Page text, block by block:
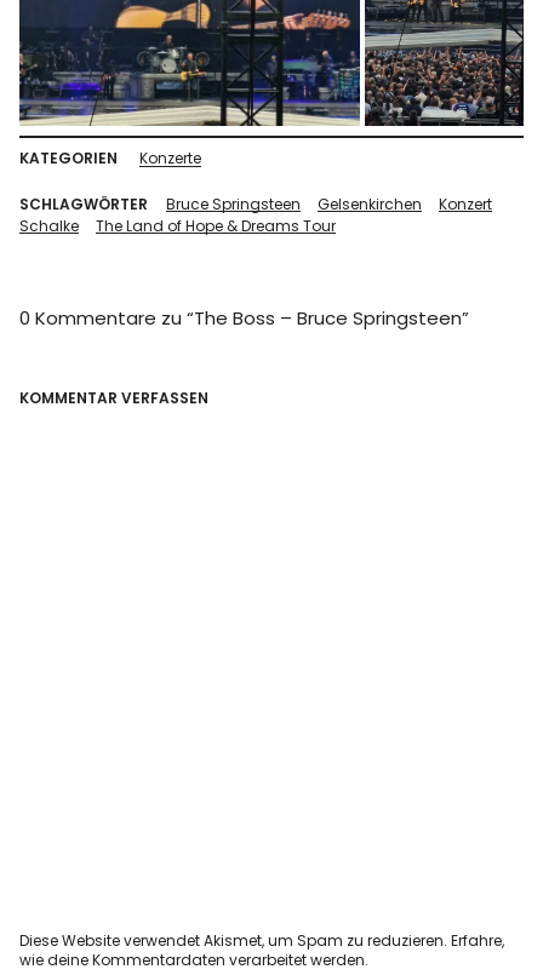
KATEGORIEN Konzerte
SCHLAGWÖRTER Bruce Springsteen Gelsenkirchen
Konzert
Schalke
The Land of Hope & Dreams Tour
0 Kommentare zu “The Boss – Bruce Springsteen”
KOMMENTAR VERFASSEN
Diese Website verwendet Akismet, um Spam zu reduzieren.Erfahre,
wie deine Kommentardaten verarbeitet werden.